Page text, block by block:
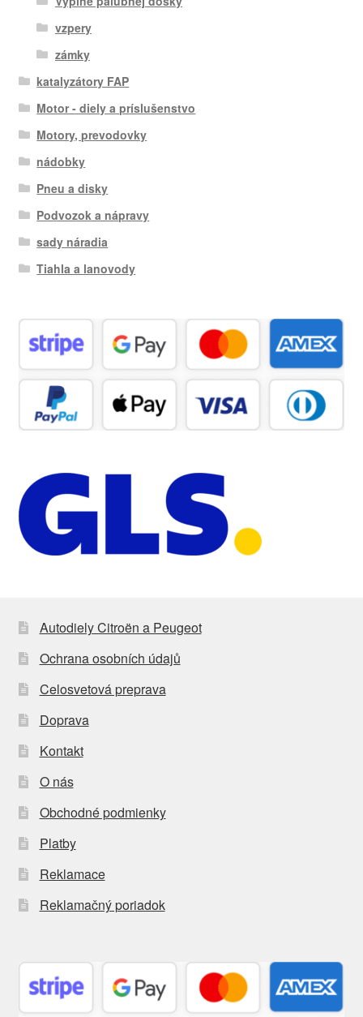
vzpery
zámky
katalyzátory FAP
Motor - diely a príslušenstvo
Motory, prevodovky
nádobky
Pneu a disky
Podvozok a nápravy
sady náradia
Tiahla a lanovody
Autodiely Citroën a Peugeot
Ochrana osobních údajů
Celosvetová preprava
Doprava
Kontakt
O nás
Obchodné podmienky
Platby
Reklamace
Reklamačný poriadok